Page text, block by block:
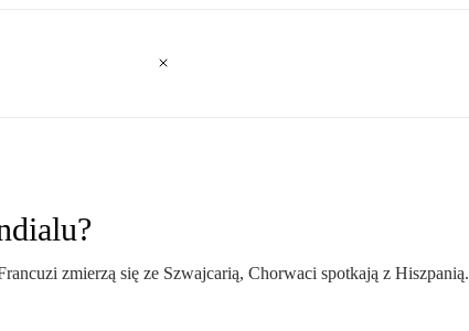
zmierzą się ze Szwajcarią, Chorwaci spotkają z Hiszpanią.